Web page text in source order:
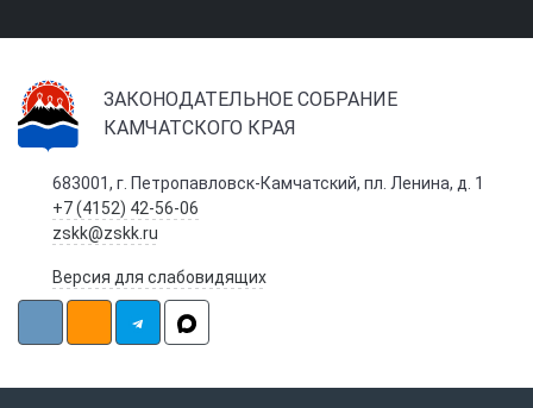
ЗАКОНОДАТЕЛЬНОЕ СОБРАНИЕ
КАМЧАТСКОГО КРАЯ
683001, г. Петропавловск-Камчатский, пл. Ленина, д. 1
+7 (4152) 42-56-06
zskk@zskk.ru
Версия для слабовидящих